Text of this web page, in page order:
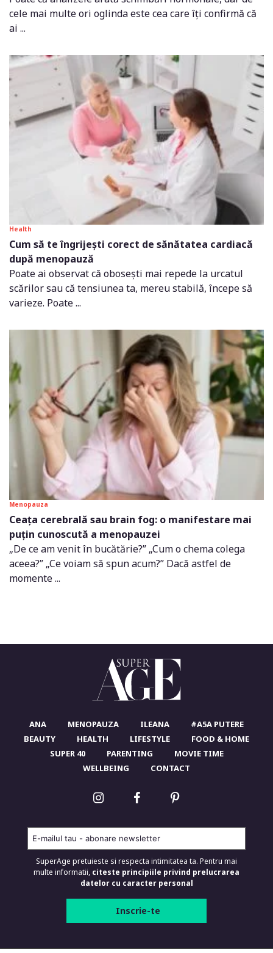
cele mai multe ori oglinda este cea care îți confirmă că
ai ...
Health
Cum să te îngrijești corect de sănătatea cardiacă
după menopauză
Poate ai observat că obosești mai repede la urcatul
scărilor sau că tensiunea ta, mereu stabilă, începe să
varieze. Poate ...
Menopauza
Ceața cerebrală sau brain fog: o manifestare mai
puțin cunoscută a menopauzei
„De ce am venit în bucătărie?” „Cum o chema colega
aceea?” „Ce voiam să spun acum?” Dacă astfel de
momente ...
ANA MENOPAUZA ILEANA
#A5A PUTERE
BEAUTY
HEALTH LIFESTYLE
FOOD & HOME
SUPER 40
PARENTING
MOVIE TIME
WELLBEING
CONTACT
SuperAge pretuieste si respecta intimitatea ta. Pentru mai
multe informatii, citeste principiile privind prelucrarea
datelor cu caracter personal